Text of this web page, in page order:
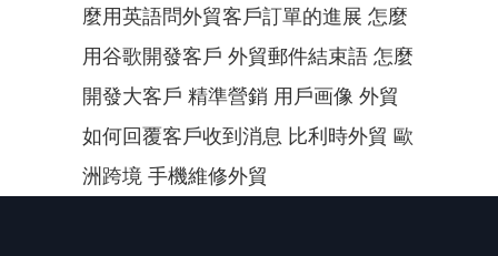
麼用英語問外貿客戶訂單的進展 怎麼
用谷歌開發客戶 外貿郵件結束語 怎麼
開發大客戶 精準營銷 用戶画像 外貿
如何回覆客戶收到消息 比利時外貿 歐
洲跨境 手機維修外貿